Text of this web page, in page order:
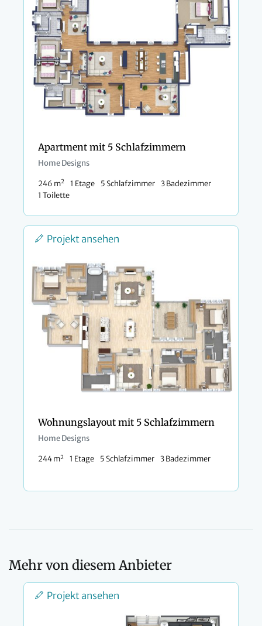
Apartment mit 5 Schlafzimmern
Home Designs
246 m2 1 Etage 5 Schlafzimmer
3 Badezimmer
1 Toilette
Projekt ansehen
Wohnungslayout mit 5 Schlafzimmern
Home Designs
244 m2 1 Etage 5 Schlafzimmer 3 Badezimmer
Mehr von diesem Anbieter
Projekt ansehen